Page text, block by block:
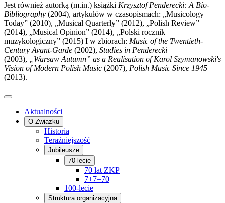
Jest również autorką (m.in.) książki Krzysztof Penderecki: A Bio-
Bibliography (2004), artykułów w czasopismach: „Musicology
Today” (2010), „Musical Quarterly” (2012), „Polish Review”
(2014), „Musical Opinion” (2014), „Polski rocznik
muzykologiczny” (2015) I w zbiorach: Music of the Twentieth-
Century Avant-Garde (2002), Studies in Penderecki
(2003),
„Warsaw Autumn” as a Realisation of Karol Szymanowski's
Vision of Modern Polish Music (2007), Polish Music Since 1945
(2013).
Aktualności
O Związku
Historia
Teraźniejszość
Jubileusze
70-lecie
70 lat ZKP
7+7=70
100-lecie
Struktura organizacyjna